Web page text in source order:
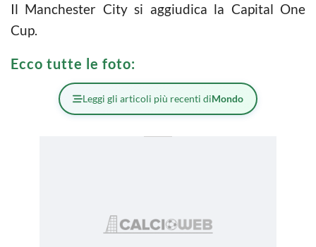
Il Manchester City si aggiudica la Capital One
Cup.
Ecco tutte le foto:
Leggi gli articoli più recenti diMondo